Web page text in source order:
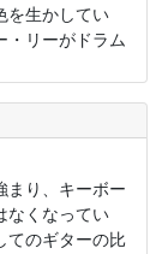
を生かしてい
・リーがドラム
まり、キーボー
なくなってい
てのギターの比